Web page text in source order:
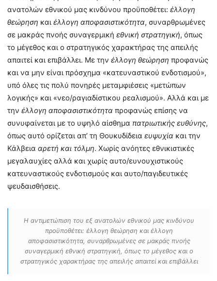
ανατολών εθνικού μας κινδύνου προϋποθέτει: έλλογη
θεώρηση και έλλογη αποφασιστικότητα, συναρθρωμένες
σε μακράς πνοής συναγερμική εθνική στρατηγική, όπως
το μέγεθος και ο στρατηγικός χαρακτήρας της απειλής
απαιτεί και επιβάλλει. Με την έλλογη θεώρηση προφανώς
και να μην είναι πρόσχημα «κατευναστικού ενδοτισμού»,
υπό όλες τις πολύ πονηρές μεταμφιέσεις «μετώπων
λογικής» και «νεο/ραγιαδίστικου ρεαλισμού». Αλλά και με
την έλλογη αποφασιστικότητα προφανώς επίσης να
συνυφαίνεται με το υψηλό αίσθημα πατριωτικής ευθύνης,
όπως αυτό ορίζεται απ’ τη Θουκυδίδεια ευψυχία και την
Κάλβεια αρετή και τόλμη. Χωρίς ανόητες εθνικιστικές
μεγαλαυχίες αλλά και χωρίς αυτο/ευνουχιστικούς
κατευναστικούς ενδοτισμούς και αυτο/παγιδευτικές
ψευδαισθήσεις.
Η αντιμετώπιση του εξ ανατολών εθνικού μας κινδύνου
προϋποθέτει: έλλογη θεώρηση και έλλογη
αποφασιστικότητα, συναρθρωμένες σε μακράς πνοής
συναγερμική εθνική στρατηγική, όπως το μέγεθος και ο
στρατηγικός χαρακτήρας της απειλής απαιτεί και επιβάλλει